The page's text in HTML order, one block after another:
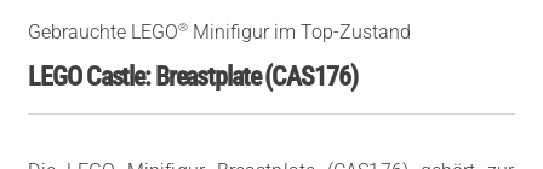
Gebrauchte LEGO® Minifigur im Top-Zustand
LEGO Castle: Breastplate (CAS176)